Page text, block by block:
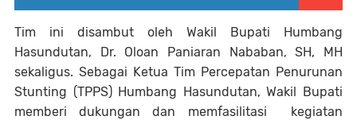
Tim ini disambut oleh Wakil Bupati Humbang
Hasundutan, Dr. Oloan Paniaran Nababan, SH, MH
sekaligus. Sebagai Ketua Tim Percepatan Penurunan
Stunting (TPPS) Humbang Hasundutan, Wakil Bupati
memberi dukungan dan memfasilitasi kegiatan